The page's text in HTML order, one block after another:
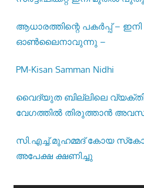
ആധാരത്തിന്റെ പകർപ്പ് –
ഓൺലൈനാവുന്നു –
PM-Kisan Samman Nidhi
വൈദ്യുത ബില്ലിലെ
വേഗത്തിൽ തിരുത്താൻ
സി.എച്ച്.മുഹമ്മദ് കോയ
അപേക്ഷ ക്ഷണിച്ചു